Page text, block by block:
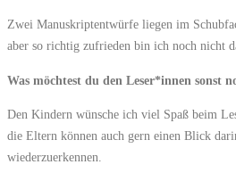
Zwei Manuskriptentwürfe liegen im
aber so richtig zufrieden bin ich noch nicht
Was möchtest du den Leser*innen sonst
Den Kindern wünsche ich viel Spaß beim
die Eltern können auch gern einen Blick
wiederzuerkennen.